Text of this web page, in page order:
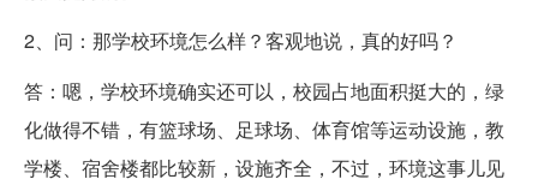
2、问：那学校环境怎么样？客观地说，真的好吗？
答：嗯，学校环境确实还可以，校园占地面积挺大的，绿
化做得不错，有篮球场、足球场、体育馆等运动设施，教
学楼、宿舍楼都比较新，设施齐全，不过，环境这事儿见